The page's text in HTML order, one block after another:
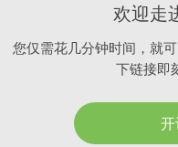
欢迎走
您仅需花几分钟时间，就
下链接即